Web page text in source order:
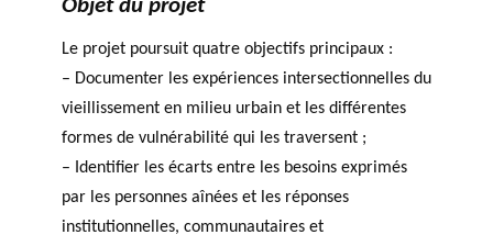
Objet du projet
Le projet poursuit quatre objectifs principaux :
– Documenter les expériences intersectionnelles du
vieillissement en milieu urbain et les différentes
formes de vulnérabilité qui les traversent ;
– Identifier les écarts entre les besoins exprimés
par les personnes aînées et les réponses
institutionnelles, communautaires et